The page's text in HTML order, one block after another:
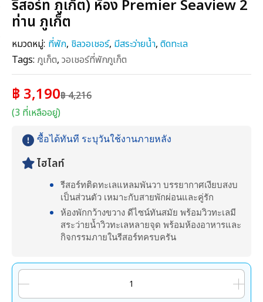
รีสอร์ท ภูเก็ต) ห้อง Premier Seaview 2
ท่าน ภูเก็ต
หมวดหมู่: ที่พัก, ชิลวอเชอร์, มีสระว่ายน้ำ, ติดทะเล
Tags: ภูเก็ต, วอเชอร์ที่พักภูเก็ต
฿ 3,190฿ 4,216
(3 ที่เหลืออยู่)
ซื้อได้ทันที ระบุวันใช้งานภายหลัง
ไฮไลท์
รีสอร์ทติดทะเลแหลมพันวา บรรยากาศเงียบสงบ
เป็นส่วนตัว เหมาะกับสายพักผ่อนและคู่รัก
ห้องพักกว้างขวาง ดีไซน์ทันสมัย พร้อมวิวทะเลมี
สระว่ายน้ำวิวทะเลหลายจุด พร้อมห้องอาหารและ
กิจกรรมภายในรีสอร์ทครบครัน